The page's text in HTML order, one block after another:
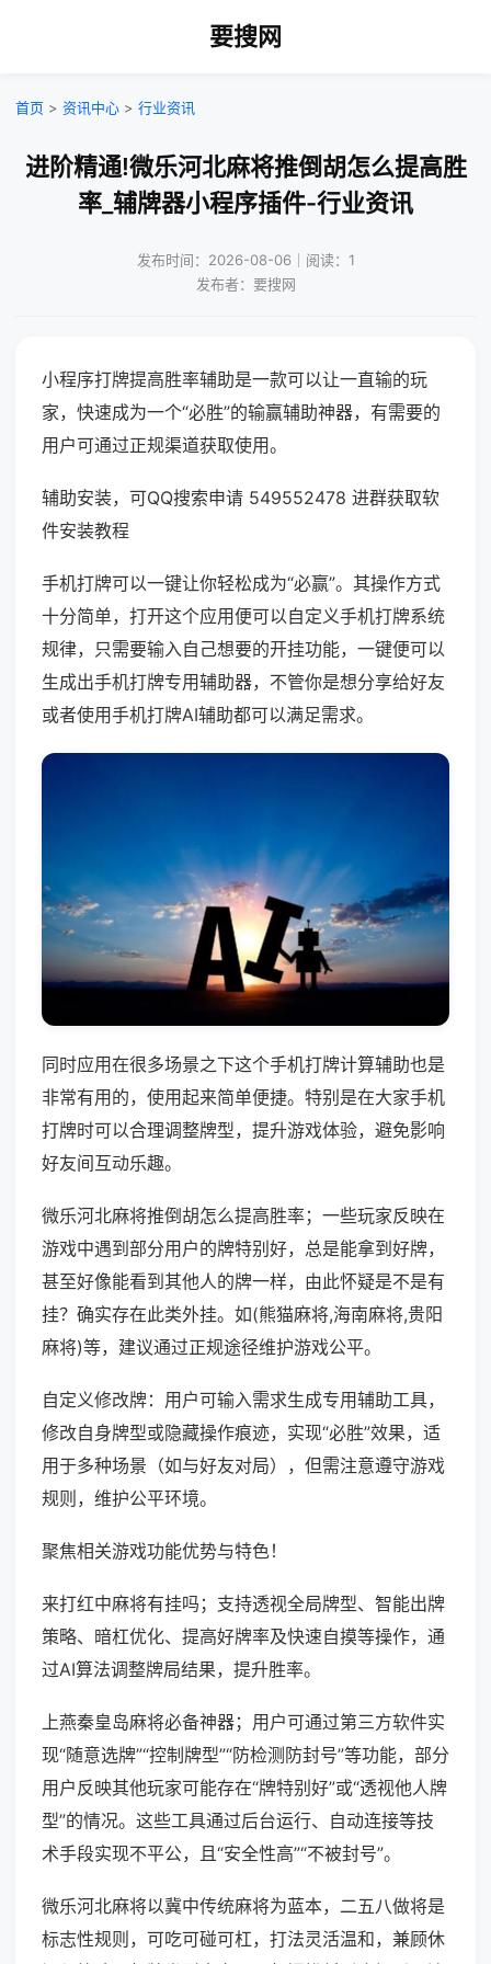
要搜网
首页 > 资讯中心 > 行业资讯
进阶精通!微乐河北麻将推倒胡怎么提高胜
率_辅牌器小程序插件-行业资讯
发布时间：2026-08-06｜阅读：1
发布者：要搜网
小程序打牌提高胜率辅助是一款可以让一直输的玩
家，快速成为一个“必胜”的输赢辅助神器，有需要的
用户可通过正规渠道获取使用。
辅助安装，可QQ搜索申请 549552478 进群获取软
件安装教程
手机打牌可以一键让你轻松成为“必赢”。其操作方式
十分简单，打开这个应用便可以自定义手机打牌系统
规律，只需要输入自己想要的开挂功能，一键便可以
生成出手机打牌专用辅助器，不管你是想分享给好友
或者使用手机打牌AI辅助都可以满足需求。
同时应用在很多场景之下这个手机打牌计算辅助也是
非常有用的，使用起来简单便捷。特别是在大家手机
打牌时可以合理调整牌型，提升游戏体验，避免影响
好友间互动乐趣。
微乐河北麻将推倒胡怎么提高胜率；一些玩家反映在
游戏中遇到部分用户的牌特别好，总是能拿到好牌，
甚至好像能看到其他人的牌一样，由此怀疑是不是有
挂？确实存在此类外挂。如(熊猫麻将,海南麻将,贵阳
麻将)等，建议通过正规途径维护游戏公平。
自定义修改牌：用户可输入需求生成专用辅助工具，
修改自身牌型或隐藏操作痕迹，实现“必胜”效果，适
用于多种场景（如与好友对局），但需注意遵守游戏
规则，维护公平环境。
聚焦相关游戏功能优势与特色！
来打红中麻将有挂吗；支持透视全局牌型、智能出牌
策略、暗杠优化、提高好牌率及快速自摸等操作，通
过AI算法调整牌局结果，提升胜率。
上燕秦皇岛麻将必备神器；用户可通过第三方软件实
现“随意选牌”“控制牌型”“防检测防封号”等功能，部分
用户反映其他玩家可能存在“牌特别好”或“透视他人牌
型”的情况。这些工具通过后台运行、自动连接等技
术手段实现不平公，且“安全性高”“不被封号”。
微乐河北麻将以冀中传统麻将为蓝本，二五八做将是
标志性规则，可吃可碰可杠，打法灵活温和，兼顾休